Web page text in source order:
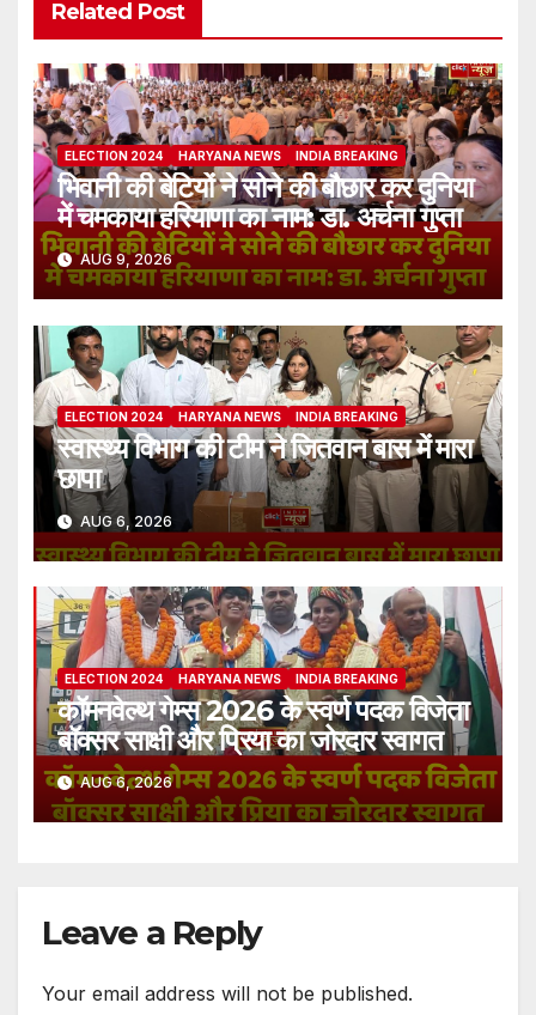
Related Post
ELECTION 2024 HARYANA NEWS INDIA BREAKING
भिवानी की बेटियों ने सोने की बौछार कर दुनिया
में चमकाया हरियाणा का नाम: डा. अर्चना गुप्ता
AUG 9, 2026
ELECTION 2024 HARYANA NEWS INDIA BREAKING
स्वास्थ्य विभाग की टीम ने जितवान बास में मारा
छापा
AUG 6, 2026
ELECTION 2024 HARYANA NEWS INDIA BREAKING
कॉमनवेल्थ गेम्स 2026 के स्वर्ण पदक विजेता
बॉक्सर साक्षी और प्रिया का जोरदार स्वागत
AUG 6, 2026
Leave a Reply
Your email address will not be published.